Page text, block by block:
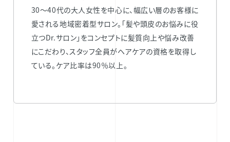
30～40代の大人女性を中心に、幅広い層のお客様に
愛される地域密着型サロン。「髪や頭皮のお悩みに役
立つDr.サロン」をコンセプトに髪質向上や悩み改善
にこだわり、スタッフ全員がヘアケアの資格を取得し
ている。ケア比率は90％以上。